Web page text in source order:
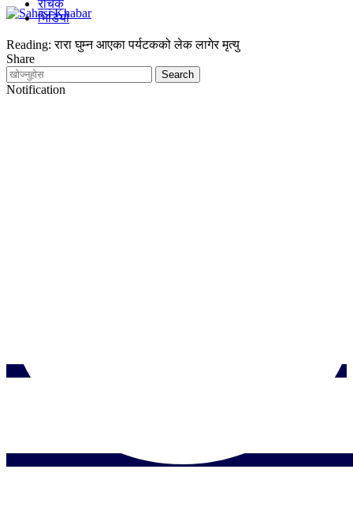
रोचक
भिडियो
Reading: रारा घुम्न आएका पर्यटकको लेक लागेर मृत्यु
Share
Notification